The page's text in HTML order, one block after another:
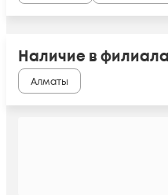
Наличие в
Алматы